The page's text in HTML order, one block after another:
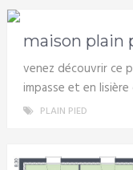
maison plain
venez découvrir ce
impasse et en
PLAIN PIED